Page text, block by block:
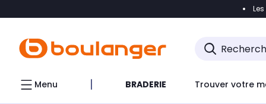
Accéder
Menu BRADERIE Trouver votre